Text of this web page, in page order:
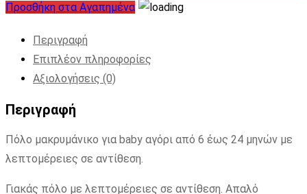
Προσθήκη στα Αγαπημένα
Περιγραφή
Επιπλέον πληροφορίες
Αξιολογήσεις (0)
Περιγραφή
Πόλο μακρυμάνικο για baby αγόρι από 6 έως 24 μηνών με
λεπτομέρειες σε αντίθεση.
Γιακάς πόλο με λεπτομέρειες σε αντίθεση. Απαλό